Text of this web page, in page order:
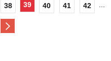
38 39 40 41 42